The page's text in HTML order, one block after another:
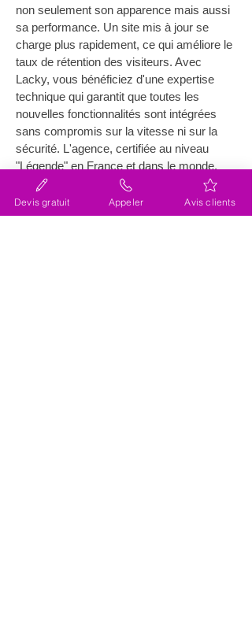
non seulement son apparence mais aussi
sa performance. Un site mis à jour se
charge plus rapidement, ce qui améliore le
taux de rétention des visiteurs. Avec
Lacky, vous bénéficiez d'une expertise
technique qui garantit que toutes les
nouvelles fonctionnalités sont intégrées
sans compromis sur la vitesse ni sur la
sécurité. L'agence, certifiée au niveau
"Légende" en France et dans le monde,
propose des designs UX/UI innovants qui
captivent et fidélisent les utilisateurs. Elle
assure également la compatibilité avec les
Devis gratuit Appeler Avis clients